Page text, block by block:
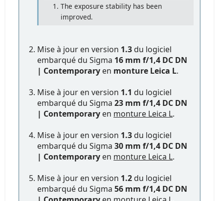
The exposure stability has been
improved.
Mise à jour en version 1.3 du logiciel
embarqué du Sigma 16 mm f/1,4 DC DN
| Contemporary en monture Leica L.
Mise à jour en version 1.1 du logiciel
embarqué du Sigma23 mm f/1,4 DC DN
| Contemporary en monture Leica L.
Mise à jour en version 1.3 du logiciel
embarqué du Sigma30 mm f/1,4 DC DN
| Contemporary en monture Leica L.
Mise à jour en version 1.2 du logiciel
embarqué du Sigma56 mm f/1,4 DC DN